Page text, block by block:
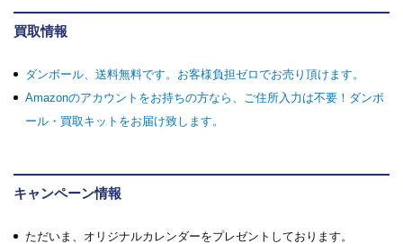
買取情報
ダンボール、送料無料です。お客様負担ゼロでお売り頂けます。
Amazonのアカウントをお持ちの方なら、ご住所入力は不要！ダンボ
ール・買取キットをお届け致します。
キャンペーン情報
ただいま、オリジナルカレンダーをプレゼントしております。